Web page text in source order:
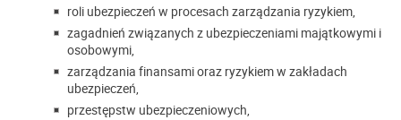
roli ubezpieczeń w procesach zarządzania ryzykiem,
zagadnień związanych z ubezpieczeniami majątkowymi i
osobowymi,
zarządzania finansami oraz ryzykiem w zakładach
ubezpieczeń,
przestępstw ubezpieczeniowych,